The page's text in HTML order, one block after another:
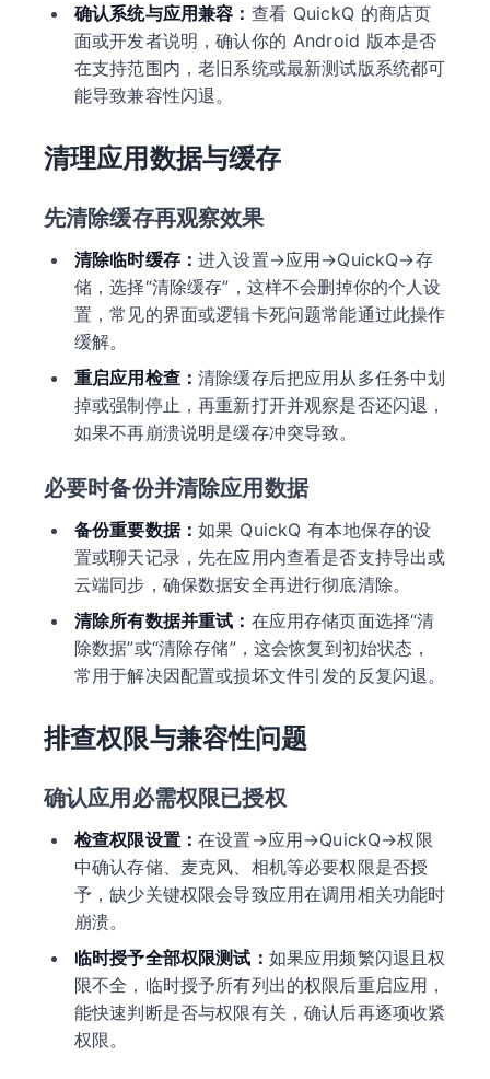
确认系统与应用兼容： 查看 QuickQ 的商店页
面或开发者说明，确认你的 Android 版本是否
在支持范围内，老旧系统或最新测试版系统都可
能导致兼容性闪退。
清理应用数据与缓存
先清除缓存再观察效果
清除临时缓存：进入设置→应用→QuickQ→存
储，选择“清除缓存”，这样不会删掉你的个人设
置，常见的界面或逻辑卡死问题常能通过此操作
缓解。
重启应用检查：清除缓存后把应用从多任务中划
掉或强制停止，再重新打开并观察是否还闪退，
如果不再崩溃说明是缓存冲突导致。
必要时备份并清除应用数据
备份重要数据：如果 QuickQ 有本地保存的设
置或聊天记录，先在应用内查看是否支持导出或
云端同步，确保数据安全再进行彻底清除。
清除所有数据并重试： 在应用存储页面选择“清
除数据”或“清除存储”，这会恢复到初始状态，
常用于解决因配置或损坏文件引发的反复闪退。
排查权限与兼容性问题
确认应用必需权限已授权
检查权限设置：在设置→应用→QuickQ→权限
中确认存储、麦克风、相机等必要权限是否授
予，缺少关键权限会导致应用在调用相关功能时
崩溃。
临时授予全部权限测试： 如果应用频繁闪退且权
限不全，临时授予所有列出的权限后重启应用，
能快速判断是否与权限有关，确认后再逐项收紧
权限。